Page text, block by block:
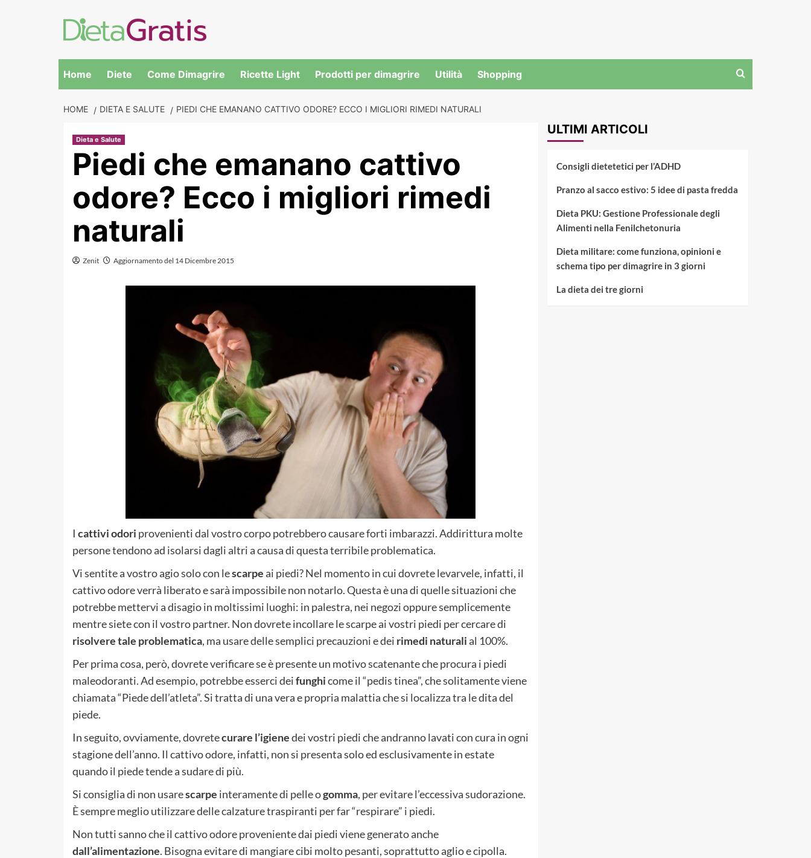
to
content
Home Diete Come Dimagrire Ricette Light Prodotti per dimagrire Utilità Shopping
HOME DIETA E SALUTE PIEDI CHE EMANANO CATTIVO ODORE? ECCO I MIGLIORI RIMEDI NATURALI
Dieta e Salute
Piedi che emanano cattivo
odore? Ecco i migliori rimedi
naturali
Zenit Aggiornamento del 14 Dicembre 2015
I cattivi odori provenienti dal vostro corpo potrebbero causare forti imbarazzi. Addirittura molte
persone tendono ad isolarsi dagli altri a causa di questa terribile problematica.
Vi sentite a vostro agio solo con lescarpeai piedi? Nel momento in cui dovrete levarvele, infatti, il
cattivo odore verrà liberato e sarà impossibile non notarlo. Questa è una di quelle situazioni che
potrebbe mettervi a disagio in moltissimi luoghi: in palestra, nei negozi oppure semplicemente
mentre siete con il vostro partner. Non dovrete incollare le scarpe ai vostri piedi per cercare di
risolvere tale problematica, ma usare delle semplici precauzioni e dei rimedi naturalial 100%.
Per prima cosa, però, dovrete verificare se è presente un motivo scatenante che procura i piedi
maleodoranti. Ad esempio, potrebbe esserci deifunghicome il “pedis tinea”, che solitamente viene
chiamata “Piede dell’atleta”. Si tratta di una vera e propria malattia che si localizza tra le dita del
piede.
In seguito, ovviamente, dovretecurare l’igienedei vostri piedi che andranno lavati con cura in ogni
stagione dell’anno. Il cattivo odore, infatti, non si presenta solo ed esclusivamente in estate
quando il piede tende a sudare di più.
Si consiglia di non usarescarpe interamente di pelle ogomma, per evitare l’eccessiva sudorazione.
È sempre meglio utilizzare delle calzature traspiranti per far “respirare” i piedi.
Non tutti sanno che il cattivo odore proveniente dai piedi viene generato anche
dall’alimentazione. Bisogna evitare di mangiare cibi molto pesanti, soprattutto aglio e cipolla.
ULTIMI ARTICOLI
Consigli dietetetici per l’ADHD
Pranzo al sacco estivo: 5 idee di pasta fredda
Dieta PKU: Gestione Professionale degli
Alimenti nella Fenilchetonuria
Dieta militare: come funziona, opinioni e
schema tipo per dimagrire in 3 giorni
La dieta dei tre giorni